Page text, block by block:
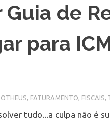
Guia de
para
FATURAMENTO FISCAIS
tudo...a culpa não é